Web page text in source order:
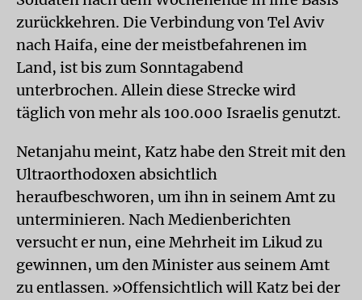
zurückkehren. Die Verbindung von Tel Aviv
nach Haifa, eine der meistbefahrenen im
Land, ist bis zum Sonntagabend
unterbrochen. Allein diese Strecke wird
täglich von mehr als 100.000 Israelis genutzt.
Netanjahu meint, Katz habe den Streit mit den
Ultraorthodoxen absichtlich
heraufbeschworen, um ihn in seinem Amt zu
unterminieren. Nach Medienberichten
versucht er nun, eine Mehrheit im Likud zu
gewinnen, um den Minister aus seinem Amt
zu entlassen. »Offensichtlich will Katz bei der